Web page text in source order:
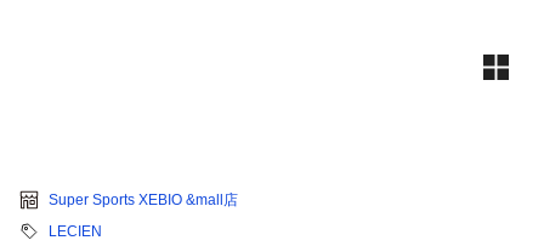
Super Sports XEBIO &mall店
LECIEN